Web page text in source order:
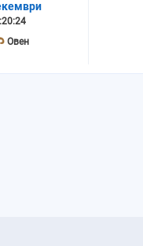
Овен